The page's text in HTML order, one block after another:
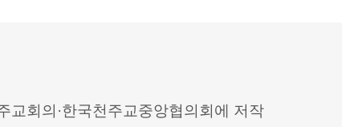
교회의·한국천주교중앙협의회에 저작